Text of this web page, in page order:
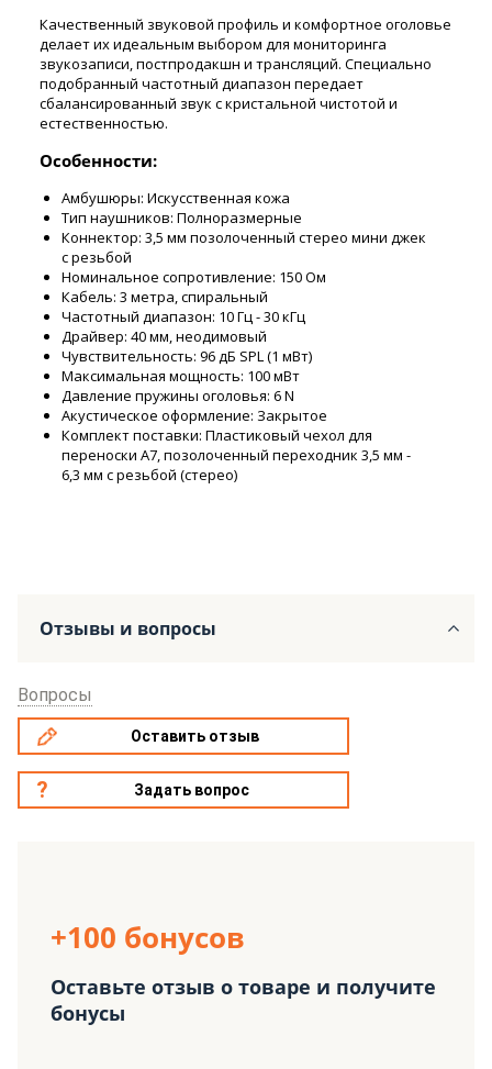
Качественный звуковой профиль и комфортное оголовье
делает их идеальным выбором для мониторинга
звукозаписи, постпродакшн и трансляций. Специально
подобранный частотный диапазон передает
сбалансированный звук с кристальной чистотой и
естественностью.
Особенности:
Амбушюры: Искусственная кожа
Тип наушников: Полноразмерные
Коннектор: 3,5 мм позолоченный стерео мини джек
с резьбой
Номинальное сопротивление: 150 Ом
Кабель: 3 метра, спиральный
Частотный диапазон: 10 Гц - 30 кГц
Драйвер: 40 мм, неодимовый
Чувствительность: 96 дБ SPL (1 мВт)
Максимальная мощность: 100 мВт
Давление пружины оголовья: 6 N
Акустическое оформление: Закрытое
Комплект поставки: Пластиковый чехол для
переноски A7, позолоченный переходник 3,5 мм -
6,3 мм с резьбой (стерео)
Отзывы и вопросы
Вопросы
Оставить отзыв
Задать вопрос
+100 бонусов
Оставьте отзыв о товаре и получите
бонусы